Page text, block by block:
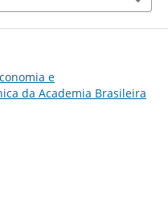
e
da Academia Brasileira